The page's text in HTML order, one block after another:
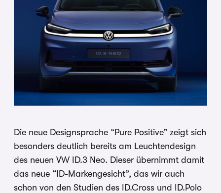
Die neue Designsprache “Pure Positive” zeigt sich
besonders deutlich bereits am Leuchtendesign
des neuen VW ID.3 Neo. Dieser übernimmt damit
das neue “ID-Markengesicht”, das wir auch
schon von den Studien des ID.Cross und ID.Polo